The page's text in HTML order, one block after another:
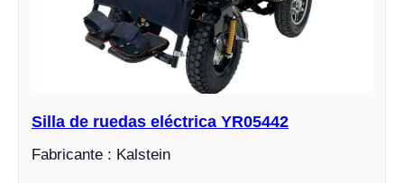
Silla de ruedas eléctrica YR05442
Fabricante : Kalstein